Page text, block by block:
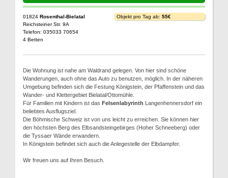
01824 Rosenthal-Bielatal
Reichsteiner Str. 9A
Telefon: 035033 70654
4 Betten
Objekt pro Tag ab: 55€
Die Wohnung ist nahe am Waldrand gelegen. Von hier sind schöne
Wanderungen, auch ohne das Auto zu benutzen, möglich. In der näheren
Umgebung befinden sich die Festung Königstein, der Pfaffenstein und das
Wander- und Klettergebiet Bielatal/Ottomühle.
Für Familien mit Kindern ist das Felsenlabyrinth Langenhennersdorf ein
beliebtes Ausflugsziel.
Die Böhmische Schweiz ist von uns leicht zu erreichen. Sie können hier
den höchsten Berg des Elbsandsteingebirges (Hoher Schneeberg) oder
die Tyssaer Wände erwandern.
In Königstein befindet sich auch die Anlegestelle der Elbdampfer.
Wir freuen uns auf Ihren Besuch.